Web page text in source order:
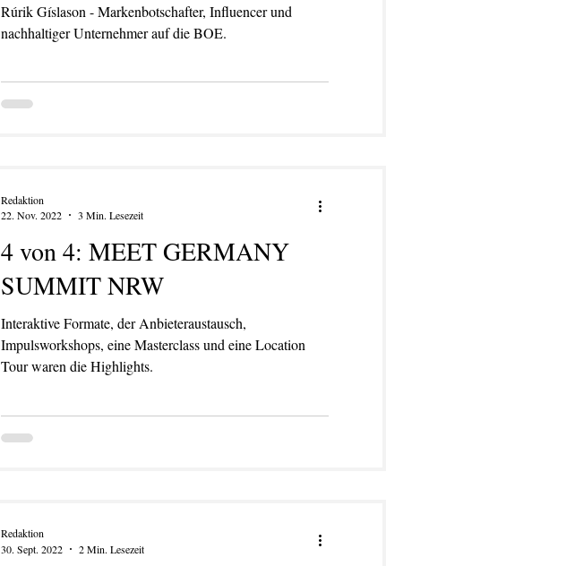
Rúrik Gíslason - Markenbotschafter, Influencer und
nachhaltiger Unternehmer auf die BOE.
4 von 4: MEET GERMANY
SUMMIT NRW
Interaktive Formate, der Anbieteraustausch,
Impulsworkshops, eine Masterclass und eine Location
Tour waren die Highlights.
Redaktion
22. Nov. 2022
3 Min. Lesezeit
Redaktion
30. Sept. 2022
2 Min. Lesezeit